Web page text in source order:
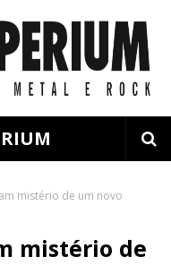
mistério de um novo
mistério de